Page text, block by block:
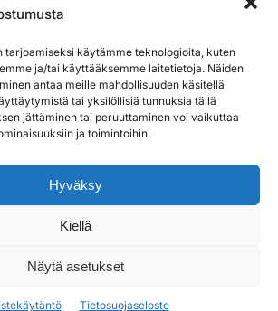
tarjoamiseksi käytämme teknologioita, kuten
ja/tai käyttääksemme laitetietoja. Näiden
antaa meille mahdollisuuden käsitellä
tai yksilöllisiä tunnuksia tällä
jättäminen tai peruuttaminen voi vaikuttaa
ja toimintoihin.
Hyväksy
Kiellä
Näytä asetukset
Tietosuojaseloste
1
UUTISKIRJEEMME